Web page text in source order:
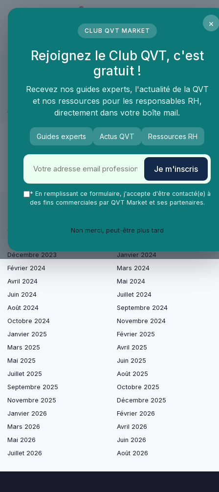
Management & RH
Management & RH ≫ Traitement du courrier
Mise sous pli
🙌
De nouveaux produits & services arrivent
très vite dans la catégorie Mise sous pli !
Les articles par date
Août 2023
Septembre 2023
Octobre 2023
Décembre 2023
Janvier 2024
Février 2024
Mars 2024
Avril 2024
Mai 2024
Juin 2024
Juillet 2024
Août 2024
Septembre 2024
Octobre 2024
Novembre 2024
Janvier 2025
Février 2025
Mars 2025
Avril 2025
Mai 2025
Juin 2025
Juillet 2025
Août 2025
Septembre 2025
Octobre 2025
Novembre 2025
Décembre 2025
Janvier 2026
Février 2026
Mars 2026
Avril 2026
Mai 2026
Juin 2026
Juillet 2026
Août 2026
×
CLUB QVT MARKET
Rejoignez le Club QVT, c'est
gratuit !
Recevez nos guides experts, l'actualité de la QVT
et nos ressources pour les responsables RH,
directement dans votre boîte mail.
Guides experts Actus QVT Ressources RH
Je m'inscris
* En remplissant ce formulaire, j'accepte d'être contacté(e) à
des fins commerciales par QVT Market et ses partenaires.
Non merci, peut-être plus tard
Panneau de gestion des cookies